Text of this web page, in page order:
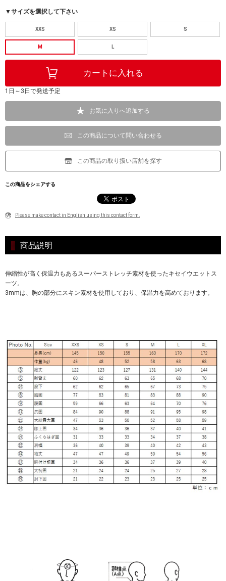
▼サイズを選択して下さい
XXS XS S
M L
1日～3日で発送予定
お気に入りへ追加する
この商品について問い合わせる
この商品の取り扱い店舗を探す
この商品をシェアする
Please make contact in English using this contact form.
商品説明
伸縮性が高く保温力もあるスーパーストレッチ素材を使ったキセイウエットス
ーツ。
3mmは、胸の部分にスキン素材を使用しており、保温力を高めております。